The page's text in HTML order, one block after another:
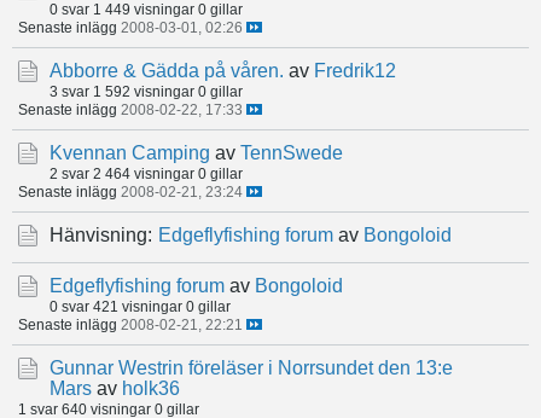
0 svar 1 449 visningar 0 gillar
Senaste inlägg 2008-03-01, 02:26
Abborre & Gädda på våren. av Fredrik12
3 svar 1 592 visningar 0 gillar
Senaste inlägg 2008-02-22, 17:33
Kvennan Camping av TennSwede
2 svar 2 464 visningar 0 gillar
Senaste inlägg 2008-02-21, 23:24
Hänvisning: Edgeflyfishing forum av Bongoloid
Edgeflyfishing forum av Bongoloid
0 svar 421 visningar 0 gillar
Senaste inlägg 2008-02-21, 22:21
Gunnar Westrin föreläser i Norrsundet den 13:e
Mars av holk36
1 svar 640 visningar 0 gillar